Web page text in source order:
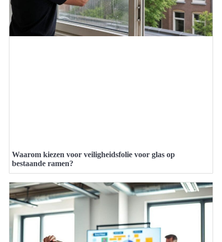
Waarom kiezen voor veiligheidsfolie voor glas op
bestaande ramen?